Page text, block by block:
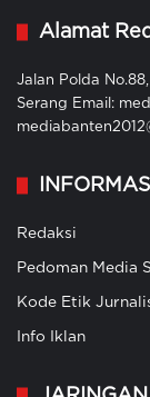
Alamat
Jalan Polda
Serang Email:
INFORMASI
Redaksi
Pedoman Media
Kode Etik
Info Iklan